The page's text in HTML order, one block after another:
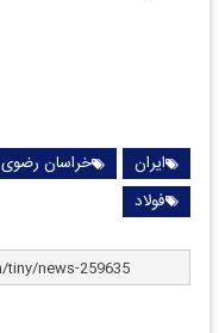
ایران خراسان رضوی
فولاد